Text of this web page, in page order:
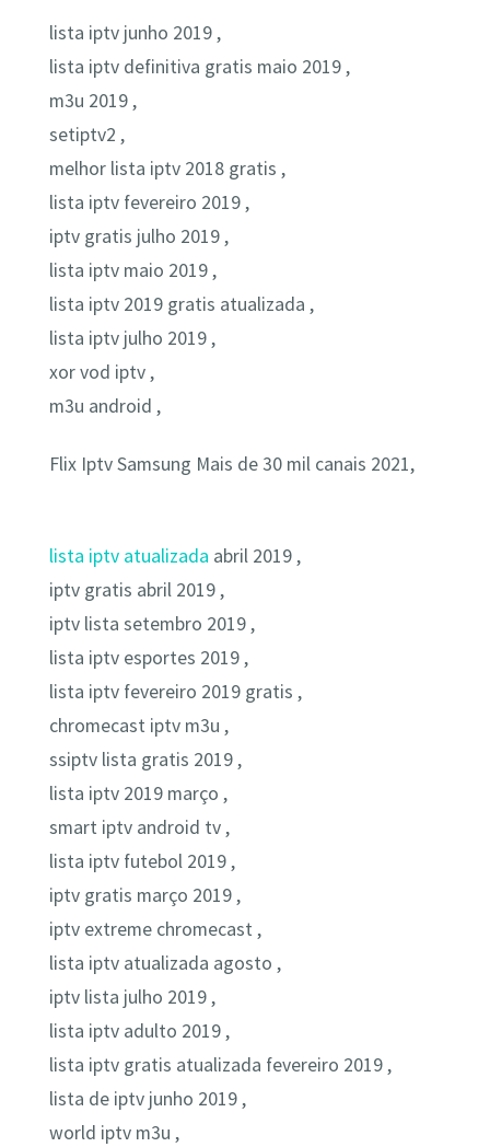
lista iptv junho 2019 ,
lista iptv definitiva gratis maio 2019 ,
m3u 2019 ,
setiptv2 ,
melhor lista iptv 2018 gratis ,
lista iptv fevereiro 2019 ,
iptv gratis julho 2019 ,
lista iptv maio 2019 ,
lista iptv 2019 gratis atualizada ,
lista iptv julho 2019 ,
xor vod iptv ,
m3u android ,
Flix Iptv Samsung Mais de 30 mil canais 2021,
lista iptv atualizada abril 2019 ,
iptv gratis abril 2019 ,
iptv lista setembro 2019 ,
lista iptv esportes 2019 ,
lista iptv fevereiro 2019 gratis ,
chromecast iptv m3u ,
ssiptv lista gratis 2019 ,
lista iptv 2019 março ,
smart iptv android tv ,
lista iptv futebol 2019 ,
iptv gratis março 2019 ,
iptv extreme chromecast ,
lista iptv atualizada agosto ,
iptv lista julho 2019 ,
lista iptv adulto 2019 ,
lista iptv gratis atualizada fevereiro 2019 ,
lista de iptv junho 2019 ,
world iptv m3u ,